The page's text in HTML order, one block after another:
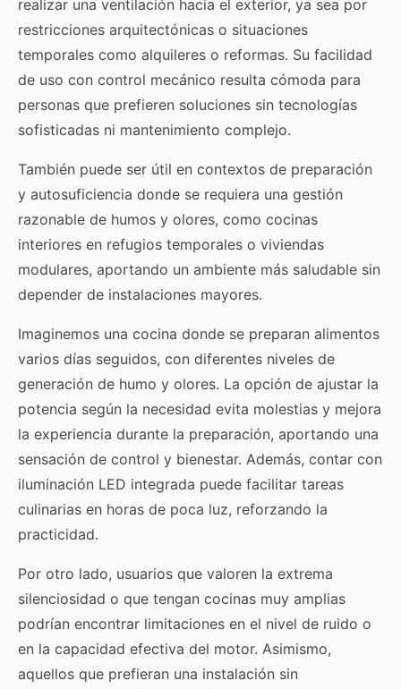
realizar una ventilación hacia el exterior, ya sea por
restricciones arquitectónicas o situaciones
temporales como alquileres o reformas. Su facilidad
de uso con control mecánico resulta cómoda para
personas que prefieren soluciones sin tecnologías
sofisticadas ni mantenimiento complejo.
También puede ser útil en contextos de preparación
y autosuficiencia donde se requiera una gestión
razonable de humos y olores, como cocinas
interiores en refugios temporales o viviendas
modulares, aportando un ambiente más saludable sin
depender de instalaciones mayores.
Imaginemos una cocina donde se preparan alimentos
varios días seguidos, con diferentes niveles de
generación de humo y olores. La opción de ajustar la
potencia según la necesidad evita molestias y mejora
la experiencia durante la preparación, aportando una
sensación de control y bienestar. Además, contar con
iluminación LED integrada puede facilitar tareas
culinarias en horas de poca luz, reforzando la
practicidad.
Por otro lado, usuarios que valoren la extrema
silenciosidad o que tengan cocinas muy amplias
podrían encontrar limitaciones en el nivel de ruido o
en la capacidad efectiva del motor. Asimismo,
aquellos que prefieran una instalación sin